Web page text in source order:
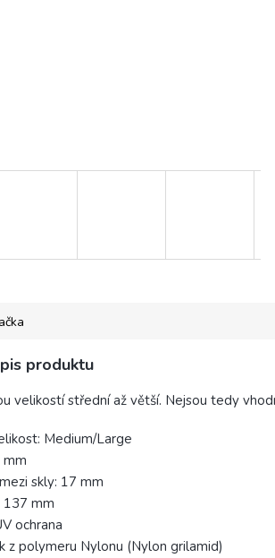
produktu
velikostí střední až větší. Nejsou tedy
Medium/Large
mm
skly: 17 mm
137 mm
ochrana
z polymeru Nylonu (Nylon grilamid)